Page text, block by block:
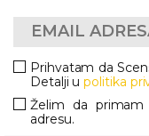
Prihvatam da
Detalji upolitika
Želim da primam
adresu.